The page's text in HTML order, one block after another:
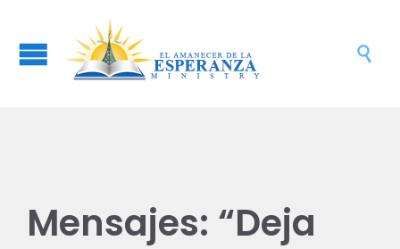

Mensajes: “Deja